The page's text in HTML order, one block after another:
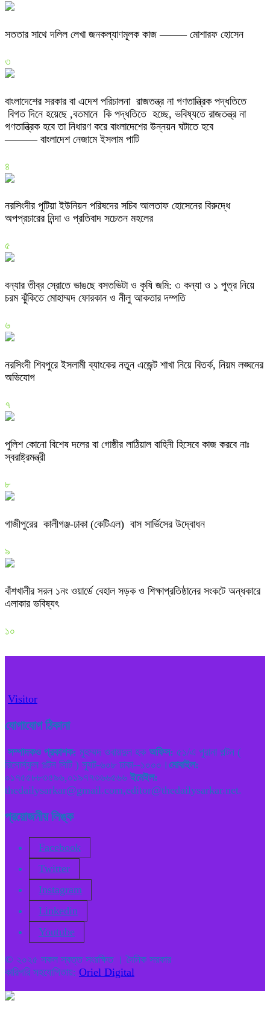
সততার সাথে দলিল লেখা জনকল্যাণমূলক কাজ ——– মোশারফ হোসেন
৩
বাংলাদেশের সরকার বা এদেশ পরিচালনা রাজতন্ত্র না গণতান্ত্রিক পদ্ধতিতে
বিগত দিনে হয়েছে ,বতমানে কি পদ্ধতিতে হচ্ছে, ভবিষ্যতে রাজতন্ত্র না
গণতান্ত্রিক হবে তা নিধারণ করে বাংলাদেশের উন্নয়ন ঘটাতে হবে
——— বাংলাদেশ নেজামে ইসলাম পাটি
৪
নরসিংদীর পুটিয়া ইউনিয়ন পরিষদের সচিব আলতাফ হোসেনের বিরুদ্ধে
অপপ্রচারের নিন্দা ও প্রতিবাদ সচেতন মহলের
৫
বন্যার তীব্র স্রোতে ভাঙছে বসতভিটা ও কৃষি জমি: ৩ কন্যা ও ১ পুত্র নিয়ে
চরম ঝুঁকিতে মোহাম্মদ ফোরকান ও নীলু আকতার দম্পতি
৬
নরসিংদী শিবপুরে ইসলামী ব্যাংকের নতুন এজেন্ট শাখা নিয়ে বিতর্ক, নিয়ম লঙ্ঘনের
অভিযোগ
৭
পুলিশ কোনো বিশেষ দলের বা গোষ্ঠীর লাঠিয়াল বাহিনী হিসেবে কাজ করবে নাঃ
স্বরাষ্ট্রমন্ত্রী
৮
গাজীপুরের কালীগঞ্জ-ঢাকা (কেটিএল) বাস সার্ভিসের উদ্বোধন
৯
বাঁশখালীর সরল ১নং ওয়ার্ডে বেহাল সড়ক ও শিক্ষাপ্রতিষ্ঠানের সংকটে অন্ধকারে
এলাকার ভবিষ্যৎ
১০
Visitor
যোগাযোগ ঠিকানা
সম্পাদকও প্রকাশক: মুহম্মদ ওবায়দুল হক অফিস: ৫১/এ পুরানা পল্টন (
রিসোর্সফুল পল্টন সিটি ) স্যুট-৬০৮ ঢাকা--১০০০। মোবাইল:
০১৭৫৫৮৮৩৫৯৬,০১৯৭৭৩৬৬৫৬৬ ইমেইল:
thedailysarkar@gmail.com,editor@thedailysarkar.net.
প্রয়োজনীয় লিঙ্ক
Facebook
Twitter
Instagram
Linkedin
Youtube
© ২০২৫ সকল স্বত্ত সংরক্ষিত । দৈনিক সরকার
কারিগরি সহযোগিতায়: Oriel Digital